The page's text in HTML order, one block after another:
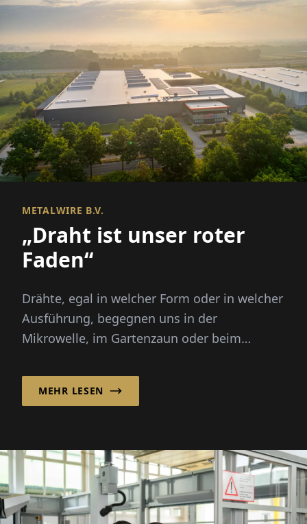
METALWIRE B.V.
„Draht ist unser roter
Faden“
Drähte, egal in welcher Form oder in welcher
Ausführung, begegnen uns in der
Mikrowelle, im Gartenzaun oder beim
MEHR LESEN